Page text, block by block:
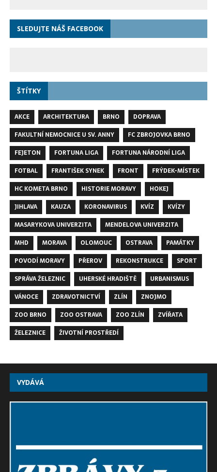
SLEDUJTE NÁŠ FACEBOOK
ŠTÍTKY
AKCE ARCHITEKTURA BRNO
DOPRAVA
FAKULTNÍ NEMOCNICE U SV. ANNY
FC ZBROJOVKA BRNO
FEJETON
FORTUNA LIGA
FORTUNA NÁRODNÍ LIGA
FOTBAL
FRANTIŠEK SYNEK FRONT
FRÝDEK-MÍSTEK
HC KOMETA BRNO
HISTORIE MORAVY
HOKEJ
JIHLAVA
KAUZA KORONAVIRUS KVÍZ
KVÍZY
MASARYKOVA UNIVERZITA
MENDELOVA UNIVERZITA
MHD
MORAVA OLOMOUC OSTRAVA
PAMÁTKY
POVODÍ MORAVY
PŘEROV REKONSTRUKCE
SPORT
SPRÁVA ŽELEZNIC
UHERSKÉ HRADIŠTĚ
URBANISMUS
VÁNOCE
ZDRAVOTNICTVÍ ZLÍN
ZNOJMO
ZOO BRNO
ZOO OSTRAVA ZOO ZLÍN
ZVÍŘATA
ŽELEZNICE
ŽIVOTNÍ PROSTŘEDÍ
VYDÁVÁ